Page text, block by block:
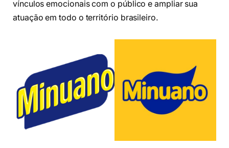
vínculos emocionais com o público e ampliar sua
atuação em todo o território brasileiro.